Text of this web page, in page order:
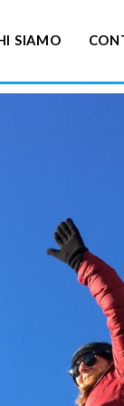
SIAMO